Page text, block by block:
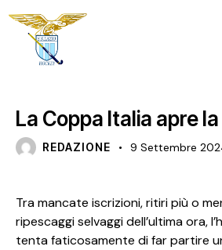
La Coppa Italia apre
REDAZIONE 9 Settembre
Tra mancate iscrizioni, ritiri più o
ripescaggi selvaggi dell’ultima ora,
tenta faticosamente di far partire